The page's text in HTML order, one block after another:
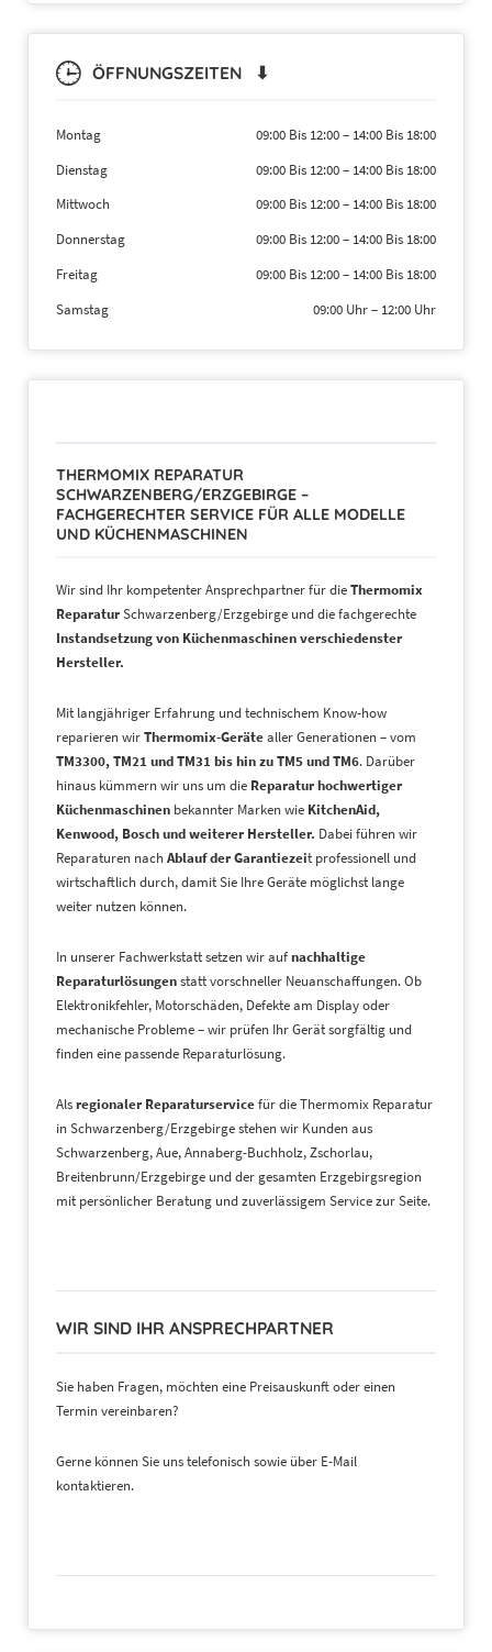
ÖFFNUNGSZEITEN ⬇
Montag 09:00 Bis 12:00– 14:00 Bis 18:00
Dienstag
09:00 Bis 12:00– 14:00 Bis 18:00
Mittwoch
09:00 Bis 12:00– 14:00 Bis 18:00
Donnerstag
09:00 Bis 12:00– 14:00 Bis 18:00
Freitag
09:00 Bis 12:00– 14:00 Bis 18:00
Samstag
09:00 Uhr– 12:00 Uhr
THERMOMIX REPARATUR
SCHWARZENBERG/ERZGEBIRGE –
FACHGERECHTER SERVICE FÜR ALLE MODELLE
UND KÜCHENMASCHINEN
Wir sind Ihr kompetenter Ansprechpartner für dieThermomix
ReparaturSchwarzenberg/Erzgebirge und die fachgerechte
Instandsetzung von Küchenmaschinen verschiedenster
Hersteller.
Mit langjähriger Erfahrung und technischem Know-how
reparieren wirThermomix-Gerätealler Generationen – vom
TM3300, TM21 und TM31 bis hin zu TM5 und TM6. Darüber
hinaus kümmern wir uns um die Reparatur hochwertiger
Küchenmaschinen bekannter Marken wie KitchenAid,
Kenwood, Bosch und weiterer Hersteller. Dabei führen wir
Reparaturen nachAblauf der Garantiezeit professionell und
wirtschaftlich durch, damit Sie Ihre Geräte möglichst lange
weiter nutzen können.
In unserer Fachwerkstatt setzen wir aufnachhaltige
Reparaturlösungenstatt vorschneller Neuanschaffungen. Ob
Elektronikfehler, Motorschäden, Defekte am Display oder
mechanische Probleme – wir prüfen Ihr Gerät sorgfältig und
finden eine passende Reparaturlösung.
Alsregionaler Reparaturservicefür die Thermomix Reparatur
in Schwarzenberg/Erzgebirge stehen wir Kunden aus
Schwarzenberg, Aue, Annaberg-Buchholz, Zschorlau,
Breitenbrunn/Erzgebirge und der gesamten Erzgebirgsregion
mit persönlicher Beratung und zuverlässigem Service zur Seite.
WIR SIND IHR ANSPRECHPARTNER
Sie haben Fragen, möchten eine Preisauskunft oder einen
Termin vereinbaren?
Gerne können Sie uns telefonisch sowie über E-Mail
kontaktieren.